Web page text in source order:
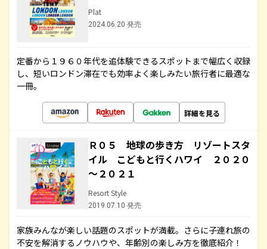
Plat
2024.06.20 発売
定番から１９６０年代を追体験できるスポットまで幅広く収録
し、短いロンドン滞在でも効率よく楽しみたい旅行者に最適な
一冊。
詳細を見る
Ｒ０５ 地球の歩き方 リゾートスタ
イル こどもと行くハワイ ２０２０
～２０２１
Resort Style
2019.07.10 発売
家族みんなが楽しい話題のスポットが満載。さらに子連れ旅の
不安を解消するノウハウや、年齢別の楽しみ方を徹底紹介！